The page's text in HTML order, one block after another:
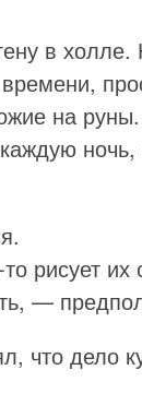
в
на
ночь,
рисует их
—
что дело